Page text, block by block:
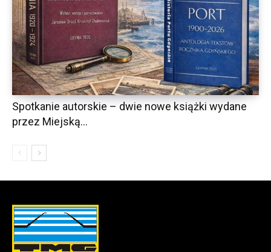
Spotkanie autorskie – dwie nowe książki wydane
przez Miejską...